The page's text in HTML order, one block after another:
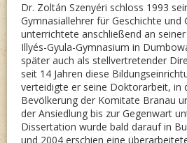
Dr. Zoltán Szenyéri schloss 1993
Gymnasiallehrer für Geschichte und
unterrichtete anschließend an
Illyés-Gyula-Gymnasium in
später auch als stellvertretender
seit 14 Jahren diese
verteidigte er seine Doktorarbeit, in
Bevölkerung der Komitate Branau
der Ansiedlung bis zur Gegenwart
Dissertation wurde bald darauf in
und 2004 erschien eine